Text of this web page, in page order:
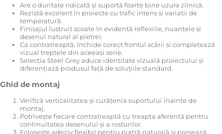
Are o duritate ridicată și suportă foarte bine uzura zilnică.
Rezistă excelent în proiecte cu trafic intens și variații de
temperatură.
Finisajul lustruit scoate în evidență reflexiile, nuanțele și
desenul natural al pietrei.
Ca contratreaptă, închide corect frontul scării și completează
vizual treptele din aceeași serie.
Selecția Steel Grey aduce identitate vizuală proiectului și
diferențiază produsul față de soluțiile standard.
Ghid de montaj
Verifică verticalitatea și curățenia suportului înainte de
montaj.
Potrivește fiecare contratreaptă cu treapta aferentă pentru
continuitatea desenului și a rosturilor.
Folosește adeziv flexibil pentru piatră naturală și presează